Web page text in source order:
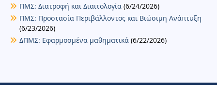
ΠΜΣ: Διατροφή και Διαιτολογία (6/24/2026)
ΠΜΣ: Προστασία Περιβάλλοντος και Βιώσιμη Ανάπτυξη
(6/23/2026)
ΔΠΜΣ: Εφαρμοσμένα μαθηματικά (6/22/2026)